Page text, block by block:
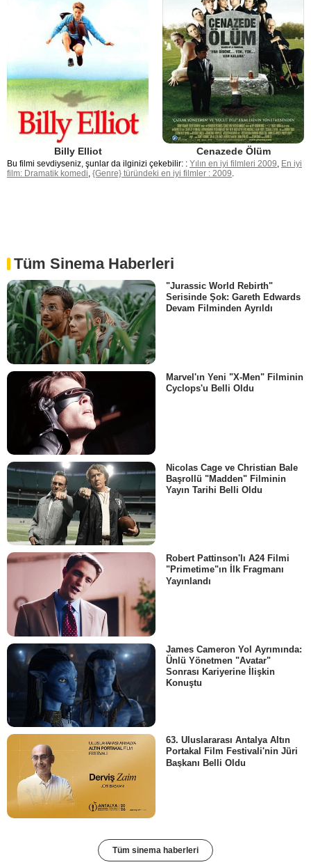
Billy Elliot Cenazede Ölüm
Bu filmi sevdiyseniz, şunlar da ilginizi çekebilir: : Yılın en iyi filmleri 2009, En iyi
film: Dramatik komedi, {Genre} türündeki en iyi filmler : 2009.
Tüm Sinema Haberleri
"Jurassic World Rebirth"
Serisinde Şok: Gareth Edwards
Devam Filminden Ayrıldı
Marvel'ın Yeni "X-Men" Filminin
Cyclops'u Belli Oldu
Nicolas Cage ve Christian Bale
Başrollü "Madden" Filminin
Yayın Tarihi Belli Oldu
Robert Pattinson'lı A24 Filmi
"Primetime"ın İlk Fragmanı
Yayınlandı
James Cameron Yol Ayrımında:
Ünlü Yönetmen "Avatar"
Sonrası Kariyerine İlişkin
Konuştu
63. Uluslararası Antalya Altın
Portakal Film Festivali'nin Jüri
Başkanı Belli Oldu
Tüm sinema haberleri